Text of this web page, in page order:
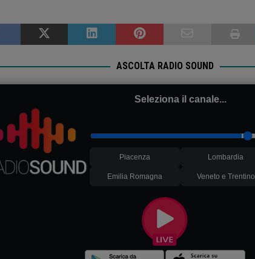
ASCOLTA RADIO SOUND
Seleziona il canale...
Piacenza Lombardia
Emilia Romagna Veneto e Trentino